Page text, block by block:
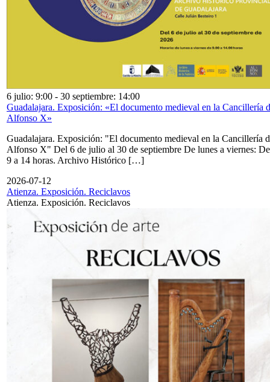
6 julio: 9:00 - 30 septiembre: 14:00
Guadalajara. Exposición: «El documento medieval en la Cancillería
Alfonso X»
Guadalajara. Exposición: "El documento medieval en la Cancillería
Alfonso X" Del 6 de julio al 30 de septiembre De lunes a viernes: De
9 a 14 horas. Archivo Histórico […]
2026-07-12
Atienza. Exposición. Reciclavos
Atienza. Exposición. Reciclavos